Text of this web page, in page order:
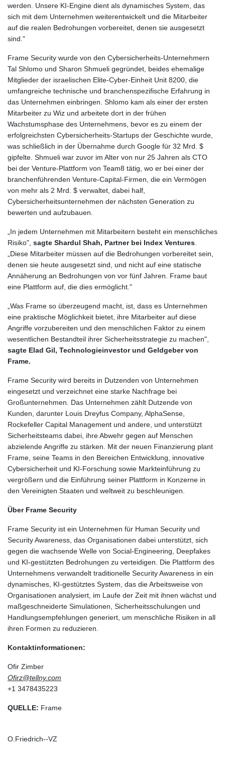
werden. Unsere KI-Engine dient als dynamisches System, das
sich mit dem Unternehmen weiterentwickelt und die Mitarbeiter
auf die realen Bedrohungen vorbereitet, denen sie ausgesetzt
sind."
Frame Security wurde von den Cybersicherheits-Unternehmern
Tal Shlomo und Sharon Shmueli gegründet, beides ehemalige
Mitglieder der israelischen Elite-Cyber-Einheit Unit 8200, die
umfangreiche technische und branchenspezifische Erfahrung in
das Unternehmen einbringen. Shlomo kam als einer der ersten
Mitarbeiter zu Wiz und arbeitete dort in der frühen
Wachstumsphase des Unternehmens, bevor es zu einem der
erfolgreichsten Cybersicherheits-Startups der Geschichte wurde,
was schließlich in der Übernahme durch Google für 32 Mrd. $
gipfelte. Shmueli war zuvor im Alter von nur 25 Jahren als CTO
bei der Venture-Plattform von Team8 tätig, wo er bei einer der
branchenführenden Venture-Capital-Firmen, die ein Vermögen
von mehr als 2 Mrd. $ verwaltet, dabei half,
Cybersicherheitsunternehmen der nächsten Generation zu
bewerten und aufzubauen.
„In jedem Unternehmen mit Mitarbeitern besteht ein menschliches
Risiko", sagte Shardul Shah, Partner bei Index Ventures
„Diese Mitarbeiter müssen auf die Bedrohungen vorbereitet sein,
denen sie heute ausgesetzt sind, und nicht auf eine statische
Annäherung an Bedrohungen von vor fünf Jahren. Frame baut
eine Plattform auf, die dies ermöglicht."
„Was Frame so überzeugend macht, ist, dass es Unternehmen
eine praktische Möglichkeit bietet, ihre Mitarbeiter auf diese
Angriffe vorzubereiten und den menschlichen Faktor zu einem
wesentlichen Bestandteil ihrer Sicherheitsstrategie zu machen",
sagte Elad Gil, Technologieinvestor und Geldgeber von
Frame.
Frame Security wird bereits in Dutzenden von Unternehmen
eingesetzt und verzeichnet eine starke Nachfrage bei
Großunternehmen. Das Unternehmen zählt Dutzende von
Kunden, darunter Louis Dreyfus Company, AlphaSense,
Rockefeller Capital Management und andere, und unterstützt
Sicherheitsteams dabei, ihre Abwehr gegen auf Menschen
abzielende Angriffe zu stärken. Mit der neuen Finanzierung plant
Frame, seine Teams in den Bereichen Entwicklung, innovative
Cybersicherheit und KI-Forschung sowie Markteinführung zu
vergrößern und die Einführung seiner Plattform in Konzerne in
den Vereinigten Staaten und weltweit zu beschleunigen.
Über Frame Security
Frame Security ist ein Unternehmen für Human Security und
Security Awareness, das Organisationen dabei unterstützt, sich
gegen die wachsende Welle von Social-Engineering, Deepfakes
und KI-gestützten Bedrohungen zu verteidigen. Die Plattform des
Unternehmens verwandelt traditionelle Security Awareness in ein
dynamisches, KI-gestütztes System, das die Arbeitsweise von
Organisationen analysiert, im Laufe der Zeit mit ihnen wächst und
maßgeschneiderte Simulationen, Sicherheitsschulungen und
Handlungsempfehlungen generiert, um menschliche Risiken in all
ihren Formen zu reduzieren.
Kontaktinformationen:
Ofir Zimber
Ofirz@tellny.com
+1 3478435223
QUELLE: Frame
O.Friedrich--VZ